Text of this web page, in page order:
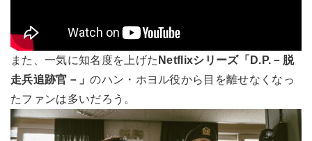
また、一気に知名度を上げた Netflixシリーズ「D.P.－脱
走兵追跡官－」のハン・ホヨル役から目を離せなくなっ
たファンは多いだろう。